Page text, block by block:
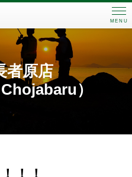
MENU
者原店
）
！！